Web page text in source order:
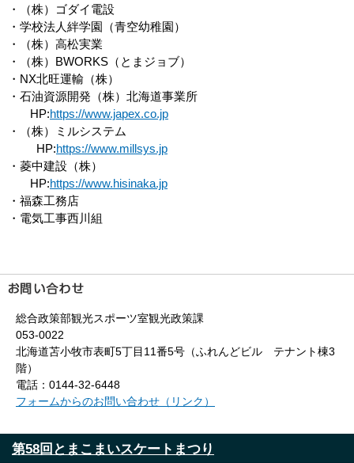
・（株）ゴダイ電設
・学校法人絆学園（青空幼稚園）
・（株）高松実業
・（株）BWORKS（とまジョブ）
・NX北旺運輸（株）
・石油資源開発（株）北海道事業所
HP:https://www.japex.co.jp
・（株）ミルシステム
HP:https://www.millsys.jp
・菱中建設（株）
HP:https://www.hisinaka.jp
・福森工務店
・電気工事西川組
総合政策部観光スポーツ室観光政策課
053-0022
北海道苫小牧市表町5丁目11番5号（ふれんどビル テナント棟3
階）
電話：0144-32-6448
フォームからのお問い合わせ（リンク）
第58回とまこまいスケートまつり